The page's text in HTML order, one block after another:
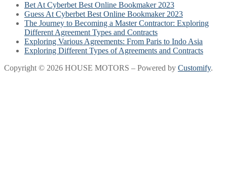
Bet At Cyberbet Best Online Bookmaker 2023
Guess At Cyberbet Best Online Bookmaker 2023
The Journey to Becoming a Master Contractor: Exploring
Different Agreement Types and Contracts
Exploring Various Agreements: From Paris to Indo Asia
Exploring Different Types of Agreements and Contracts
Copyright © 2026 HOUSE MOTORS – Powered by Customify.